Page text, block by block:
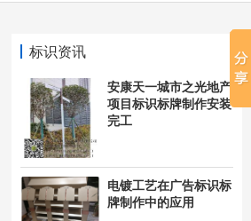
标识资讯
安康天一城市之光地产
项目标识标牌制作安装
完工
电镀工艺在广告标识标
牌制作中的应用